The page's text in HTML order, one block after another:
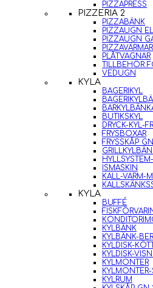
PIZZAPRESS
PIZZERIA 2
PIZZABÄNK
PIZZAUGN EL
PIZZAUGN
PLÅTVAGNAR
TILLBEHÖR
VEDUGN
KYLA
BAGERIKYL
BUTIKSKYL
DRYCK-KYL-
FRYSBOXAR
FRYSSKÅP
ISMASKIN
KALL-VARM-
KYLA
BUFFÉ
KYLBÄNK
KYLBÄNK-
KYLDISK-KÖTT
KYLDISK-
KYLMONTER
KYLRUM